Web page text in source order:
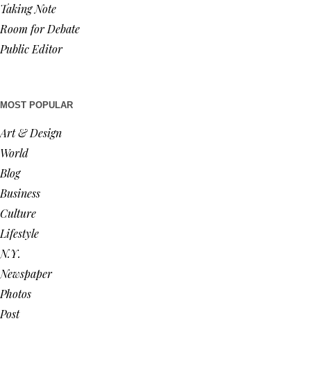
Taking Note
Room for Debate
Public Editor
MOST POPULAR
Art & Design
World
Blog
Business
Culture
Lifestyle
N.Y.
Newspaper
Photos
Post